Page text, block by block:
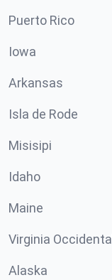
Puerto Rico
Iowa
Arkansas
Isla de Rode
Misisipi
Idaho
Maine
Virginia Occidental
Alaska